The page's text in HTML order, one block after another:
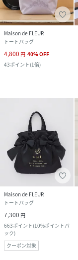
Maison de FLEUR
トートバッグ
4,800 円 40%OFF
43ポイント(1倍)
Maison de FLEUR
トートバッグ
7,300 円
663ポイント(10%ポイントバ
ック)
クーポン対象